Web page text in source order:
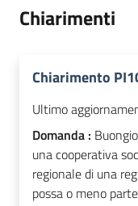
Chiarimenti
Chiarimento
Ultimo
Domanda :
una cooperativa
regionale di una
possa o meno